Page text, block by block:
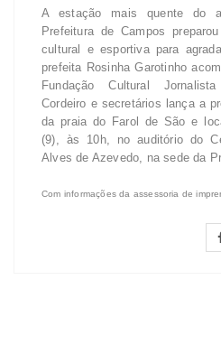
A estação mais quente do
Prefeitura de Campos
cultural e esportiva para
prefeita Rosinha Garotinho
Fundação Cultural
Cordeiro e secretários lança a
da praia do Farol de São e
(9), às 10h, no auditório do
Alves de Azevedo, na sede da
Com informações da assessoria de